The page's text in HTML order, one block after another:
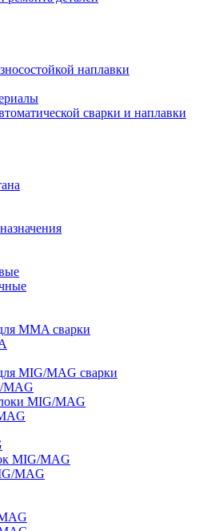
наплавки
сварки и наплавки
MMA сварки
MIG/MAG сварки
MAG
MIG/MAG
MIG/MAG
MAG